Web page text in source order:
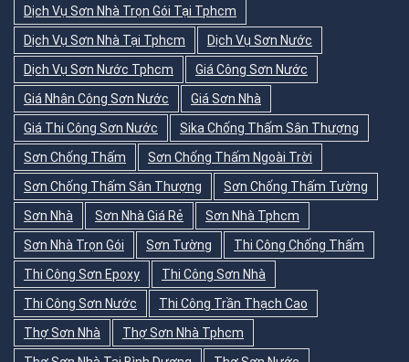
Dịch Vụ Sơn Nhà Trọn Gói Tại Tphcm
Dịch Vụ Sơn Nhà Tại Tphcm
Dịch Vụ Sơn Nước
Dịch Vụ Sơn Nước Tphcm
Giá Công Sơn Nước
Giá Nhân Công Sơn Nước
Giá Sơn Nhà
Giá Thi Công Sơn Nước
Sika Chống Thấm Sân Thượng
Sơn Chống Thấm
Sơn Chống Thấm Ngoài Trời
Sơn Chống Thấm Sân Thượng
Sơn Chống Thấm Tường
Sơn Nhà
Sơn Nhà Giá Rẻ
Sơn Nhà Tphcm
Sơn Nhà Trọn Gói
Sơn Tường
Thi Công Chống Thấm
Thi Công Sơn Epoxy
Thi Công Sơn Nhà
Thi Công Sơn Nước
Thi Công Trần Thạch Cao
Thợ Sơn Nhà
Thợ Sơn Nhà Tphcm